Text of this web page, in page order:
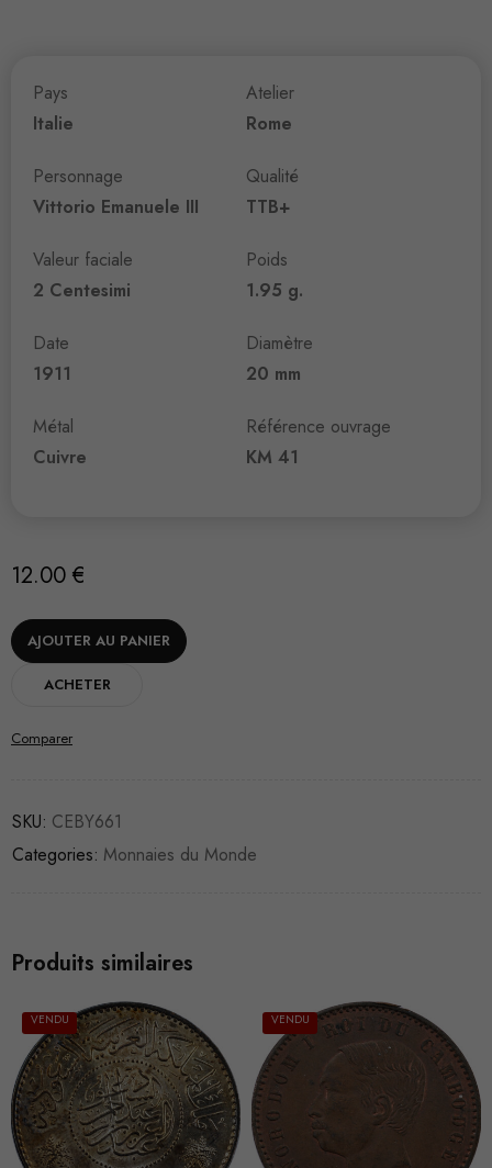
Pays
Italie
Personnage
Vittorio Emanuele III
Valeur faciale
2 Centesimi
Date
1911
Métal
Cuivre
Atelier
Rome
Qualité
TTB+
Poids
1.95 g.
Diamètre
20 mm
Référence ouvrage
KM 41
12.00 €
AJOUTER AU PANIER
ACHETER
Comparer
SKU: CEBY661
Categories: Monnaies du Monde
Produits similaires
VENDU